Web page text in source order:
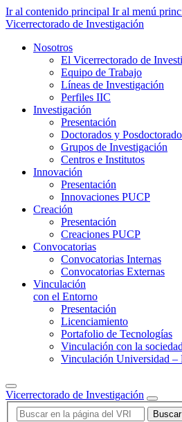
Ir al contenido principal Ir al menú
Vicerrectorado de Investigación
Nosotros
El Vicerrectorado de
Equipo de Trabajo
Líneas de Investigación
Perfiles IIC
Investigación
Presentación
Doctorados y
Grupos de Investigación
Centros e Institutos
Innovación
Presentación
Innovaciones PUCP
Creación
Presentación
Creaciones PUCP
Convocatorias
Convocatorias Internas
Convocatorias Externas
Vinculación
con el Entorno
Presentación
Licenciamiento
Portafolio de Tecnologías
Vinculación con la sociedad
Vinculación Universidad –
Vicerrectorado de Investigación
Buscar